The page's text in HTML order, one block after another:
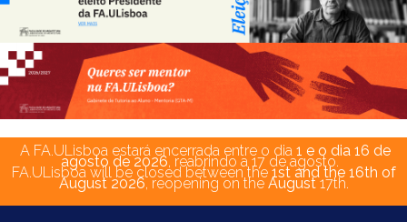
A FA.ULisboa estará encerrada entre o dia 1 e o dia 16 de
agosto de 2026, reabrindo a 17 de agosto.
FA.ULisboa will be closed between the 1stand the 16th of
August 2026, reopening on theAugust17th.